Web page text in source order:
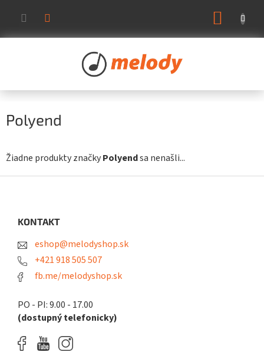
obsah
Polyend
Žiadne produkty značkyPolyendsa nenašli...
KONTAKT
eshop@melodyshop.sk
+421 918 505 507
fb.me/melodyshop.sk
PO - PI: 9.00 - 17.00
(dostupný telefonicky)